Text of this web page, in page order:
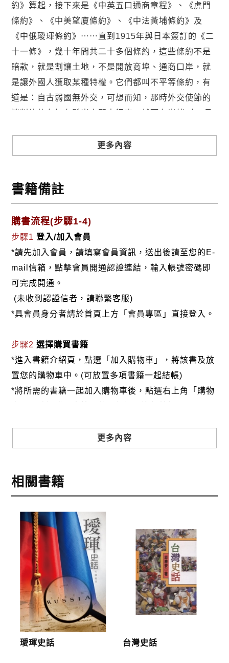
約》算起，接下來是《中英五口通商章程》、《虎門
條約》、《中美望廈條約》、《中法黃埔條約》及
《中俄璦琿條約》⋯⋯直到1915年與日本簽訂的《二
十一條》，幾十年間共二十多個條約，這些條約不是
賠款，就是割讓土地，不是開放商埠、通商口岸，就
是讓外國人獲取某種特權。它們都叫不平等條約，有
道是：自古弱國無外交，可想而知，那時外交使節的
等外交使臣身分，百般艱難的終獲俄國人同意，修改
中國成功的從沙俄的血盆大口中，奪回西北邊陲的要
塞之地。
這個伊犁問題交涉，從沙俄1871年乘回亂藉口強占
伊犁，直至1881年曾紀澤改簽《中俄伊犁條約》，前
後費時十年之餘。這是一個讓外國人對中國人的外交
才能刮目相看的條約，到今天我們在翻閱這段歷史資
料時，仍然能很強烈的感受到當時世界列強對此事的
震驚與讚許。這也是本書出版之目的除敘明沙俄覬覦
中國東北領土外，嗣後即思侵略中國西段邊界。而本
固有疆域，並還原中俄西段邊界之史實與真相。此其
中涉及國人鮮少關注的古浩罕國阿古柏軍官，於1870
年在新疆宣布獨立建國，從而發生與英俄及清朝的複
雜國際局勢，而清廷於1875－1877年派遣左宗棠西征
阿古柏收復新疆，即於1878年先派崇厚，再於1880年
歸還伊犁。研究這段歷史，旨在期盼後人能從歷史演
變中吸取寶貴經驗，避免重犯以往之錯誤，防止人類
本書主要從歷史的角度探討中國各朝代如何經營西
域，及後論述伊犁與中俄關係，左宗棠出征新疆成
果，崇厚與曾紀澤使俄交涉始末等，最後介紹伊犁藝
文與歷史古蹟。以引領讀者瞭解伊犁的各項人文歷史
背景，並進一步認識鄰近的列強沙俄是如何侵擾中
國，強佔中國領土，而當時羸弱的滿清又是如何以成
功的外交談判爭回失去的領土，藉此啟發後人即使一
個國家處於弱勢及不利的國際地位，卓越的外交家所
施展的超人外交才能與談判策略，未嘗不可以發揮驚
人的力量，而獲得力挽狂瀾的勝利。
更多內容
書籍備註
購書流程(步驟1-4)
步驟1登入/加入會員
*請先加入會員，請填寫會員資訊，送出後請至您的E-
mail信箱，點擊會員開通認證連結，輸入帳號密碼即
可完成開通。
(未收到認證信者，請聯繫客服)
*具會員身分者請於首頁上方「會員專區」直接登入。
步驟2選擇購買書籍
*進入書籍介紹頁，點選「加入購物車」，將該書及放
置您的購物車中。(可放置多項書籍一起結帳)
*將所需的書籍一起加入購物車後，點選右上角「購物
2.銀行轉帳:選擇銀行轉帳時，請填寫您的銀行帳號後
五碼，並於三日內完成匯款，以利核銷作業。
3.郵局劃撥: 選擇郵局劃撥時，請於三日內至郵局填寫
劃撥單，匯款者大名請填寫跟訂購者大名一致，以利
核銷作業。
步驟4 完成訂購
訂購完成後，可至會員專區查詢「我的訂單」，查詢
訂單處理的狀態。
運費說明:
更多內容
相關書籍
璦琿史話 台灣史話